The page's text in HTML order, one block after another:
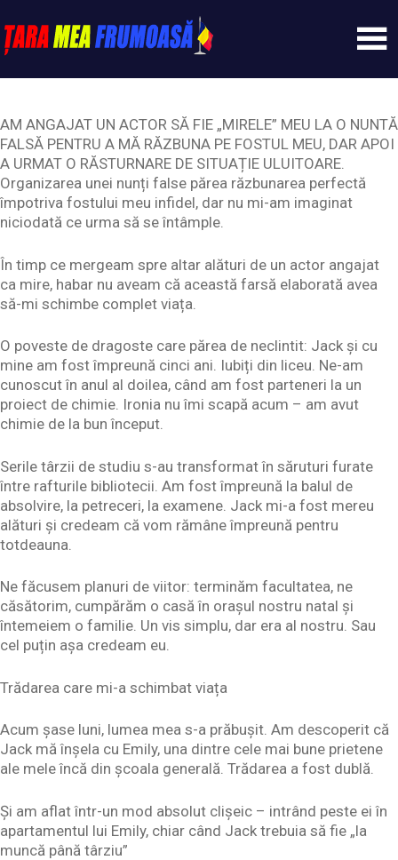
to
content
Tarameafrumoasa
AM ANGAJAT UN ACTOR SĂ FIE „MIRELE” MEU LA O NUNTĂ
FALSĂ PENTRU A MĂ RĂZBUNA PE FOSTUL MEU, DAR APOI
A URMAT O RĂSTURNARE DE SITUAȚIE ULUITOARE.
Organizarea unei nunți false părea răzbunarea perfectă
împotriva fostului meu infidel, dar nu mi-am imaginat
niciodată ce urma să se întâmple.
În timp ce mergeam spre altar alături de un actor angajat
ca mire, habar nu aveam că această farsă elaborată avea
să-mi schimbe complet viața.
O poveste de dragoste care părea de neclintit: Jack și cu
mine am fost împreună cinci ani. Iubiți din liceu. Ne-am
cunoscut în anul al doilea, când am fost parteneri la un
proiect de chimie. Ironia nu îmi scapă acum – am avut
chimie de la bun început.
Serile târzii de studiu s-au transformat în săruturi furate
între rafturile bibliotecii. Am fost împreună la balul de
absolvire, la petreceri, la examene. Jack mi-a fost mereu
alături și credeam că vom rămâne împreună pentru
totdeauna.
Ne făcusem planuri de viitor: terminăm facultatea, ne
căsătorim, cumpărăm o casă în orașul nostru natal și
întemeiem o familie. Un vis simplu, dar era al nostru. Sau
cel puțin așa credeam eu.
Trădarea care mi-a schimbat viața
Acum șase luni, lumea mea s-a prăbușit. Am descoperit că
Jack mă înșela cu Emily, una dintre cele mai bune prietene
ale mele încă din școala generală. Trădarea a fost dublă.
Și am aflat într-un mod absolut clișeic – intrând peste ei în
apartamentul lui Emily, chiar când Jack trebuia să fie „la
muncă până târziu”